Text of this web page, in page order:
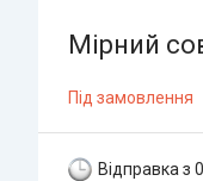
Мірний
Під замовлення
Відправка з